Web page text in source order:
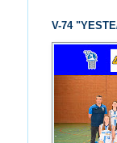
V-74